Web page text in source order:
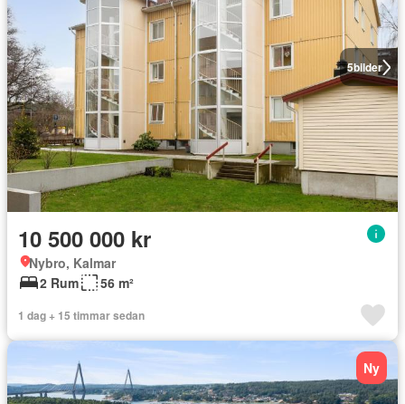
5bilder
10 500 000 kr
Nybro, Kalmar
2 Rum
56 m²
1 dag + 15 timmar sedan
Ny